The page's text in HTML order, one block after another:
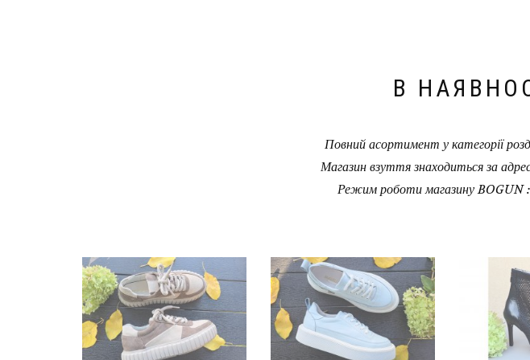
В
Повний асортимент у категорії
Магазин взуття знаходиться за
Режим роботи магазину BOGUN